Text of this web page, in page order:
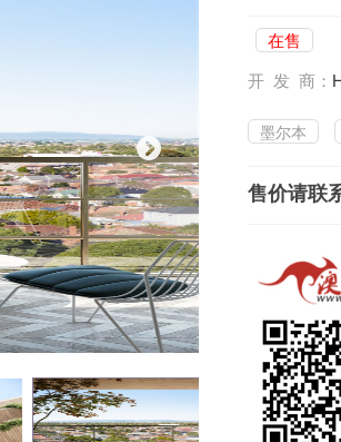
在售
开 发 商：
墨尔本
售价请联